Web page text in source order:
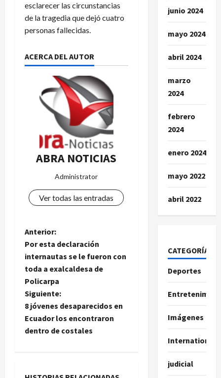
esclarecer las circunstancias
de la tragedia que dejó cuatro
personas fallecidas.
ACERCA DEL AUTOR
ABRA NOTICIAS
Administrator
Ver todas las entradas
N
a
v
e
g
a
Anterior:
Por esta declaración
internautas se le fueron con
toda a exalcaldesa de
Policarpa
Siguiente:
8 jóvenes desaparecidos en
Ecuador los encontraron
dentro de costales
junio 2024
mayo 2024
abril 2024
marzo
2024
febrero
2024
enero 2024
mayo 2022
abril 2022
CATEGORÍAS
Deportes
Imágenes
International
judicial